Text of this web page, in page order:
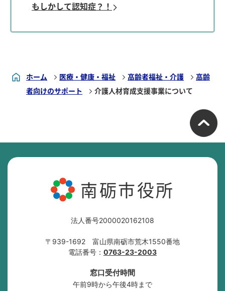
もしかして認知症？！
ホーム 医療・健康・福祉 高齢者福祉・介護
高齢
者向けのサポート
介護人材育成支援事業について
南砺市役所
法人番号2000020162108
〒939-1692 富山県南砺市荒木1550番地
電話番号： 0763-23-2003
窓口受付時間
午前9時から午後4時まで